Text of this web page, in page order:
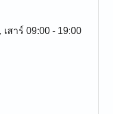
สาร์ 09:00 - 19:00